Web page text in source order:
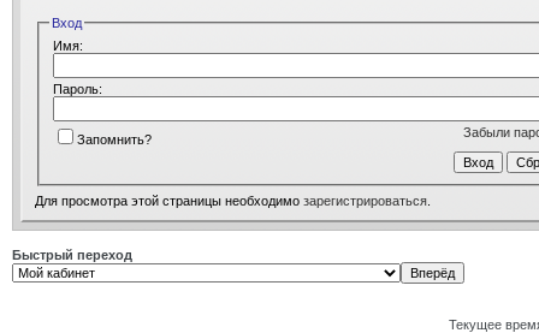
Вход
Имя:
Пароль:
Забыли
Запомнить?
Для просмотра этой страницы необходимо зарегистрироваться
Быстрый переход
Текущее